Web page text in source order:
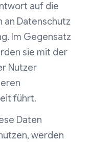
auf die
an Datenschutz
Im Gegensatz
sie mit der
Nutzer
führt.
Daten
werden